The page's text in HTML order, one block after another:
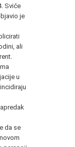
Sviće
je
ali
u
da se